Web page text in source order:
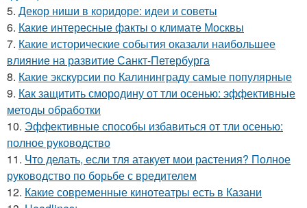
5. Декор ниши в коридоре: идеи и советы
6. Какие интересные факты о климате Москвы
7. Какие исторические события оказали наибольшее
влияние на развитие Санкт-Петербурга
8. Какие экскурсии по Калининграду самые популярные
9. Как защитить смородину от тли осенью: эффективные
методы обработки
10. Эффективные способы избавиться от тли осенью:
полное руководство
11. Что делать, если тля атакует мои растения? Полное
руководство по борьбе с вредителем
12. Какие современные кинотеатры есть в Казани